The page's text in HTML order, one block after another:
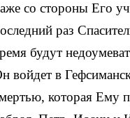
со стороны Его
раз
будут
войдет в
которая Ему